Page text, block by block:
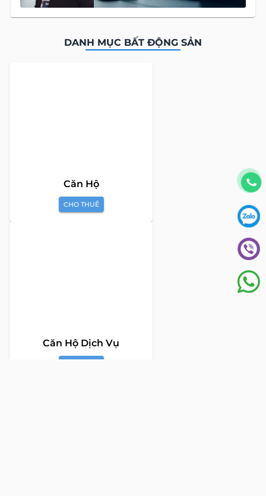
DANH MỤC BẤT ĐỘNG SẢN
cam kết mang đến cho Quý khách hàng những giải pháp tối
ưu và hiệu quả nhất, đáp ứng mọi nhu cầu và mong muốn
trong lĩnh vực bất động sản.
Toà nhà The Address - 60 Nguyễn Đình Chiểu,